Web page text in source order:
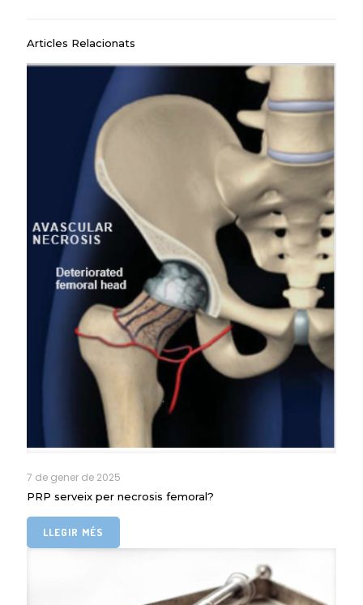
Articles Relacionats
7 de gener de 2025
PRP serveix per necrosis femoral?
LLEGIR MÉS